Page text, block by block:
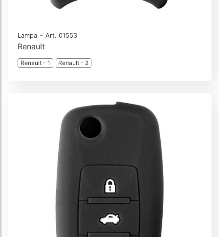
Lampa - Art. 01553
Renault
Renault - 1 Renault - 2